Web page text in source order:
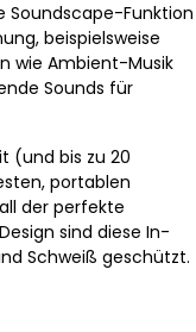
Soundscape-Funktion
beispielsweise
wie Ambient-Musik
Sounds für
(und bis zu 20
portablen
der perfekte
sind diese In-
Schweiß geschützt.